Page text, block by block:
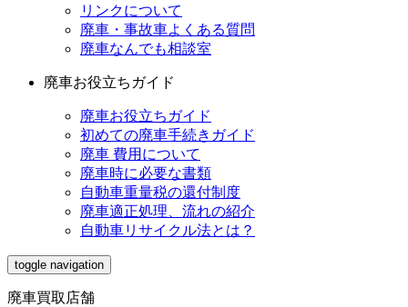
リンクについて
廃車・事故車よくある質問
廃車なんでも相談室
廃車お役立ちガイド
廃車お役立ちガイド
初めての廃車手続きガイド
廃車 費用について
廃車時に必要な書類
自動車重量税の還付制度
廃車適正処理、流れの紹介
自動車リサイクル法とは？
toggle navigation
廃車買取店舗